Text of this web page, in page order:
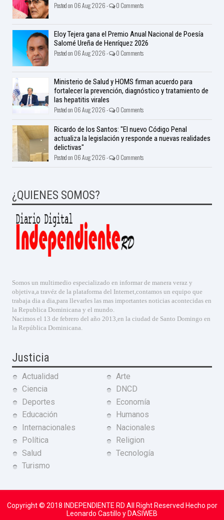
Posted on 06 Aug 2026 - 0 Comments
Eloy Tejera gana el Premio Anual Nacional de Poesía
Salomé Ureña de Henríquez 2026
Posted on 06 Aug 2026 - 0 Comments
Ministerio de Salud y HOMS firman acuerdo para
fortalecer la prevención, diagnóstico y tratamiento de
las hepatitis virales
Posted on 06 Aug 2026 - 0 Comments
Ricardo de los Santos: "El nuevo Código Penal
actualiza la legislación y responde a nuevas realidades
delictivas"
Posted on 06 Aug 2026 - 0 Comments
¿QUIENES SOMOS?
Somos un multimedio especializado en informar de manera veraz y
objetiva,a travéz de la plataforma del Internet,contamos un equipo que
trabaja dia a dia,para llevarles las mas importantes noticias acontecidas en
la Republica Dominicana y el mundo.
Nacimos el 13 de febrero del año 2013,en la ciudad de Santo Domingo en
la República Dominicana.
Justicia
Actualidad
Arte
Ciencia
DNCD
Deportes
Economía
Educación
Humanos
Internacionales
Nacionales
Política
Religion
Salud
Tecnología
Turismo
Copyright © 2018 INDEPENDIENTE RD All Right Reserved Hecho por
Leonardo Castillo y DASIWEB